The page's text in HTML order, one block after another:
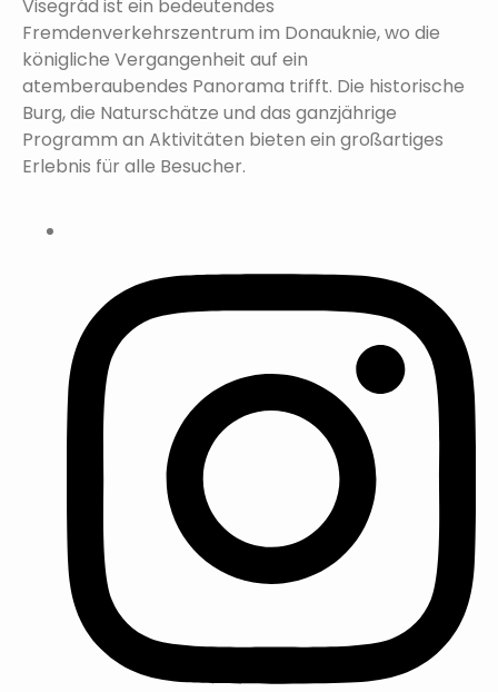
Visegrád ist ein bedeutendes
Fremdenverkehrszentrum im Donauknie, wo die
königliche Vergangenheit auf ein
atemberaubendes Panorama trifft. Die historische
Burg, die Naturschätze und das ganzjährige
Programm an Aktivitäten bieten ein großartiges
Erlebnis für alle Besucher.